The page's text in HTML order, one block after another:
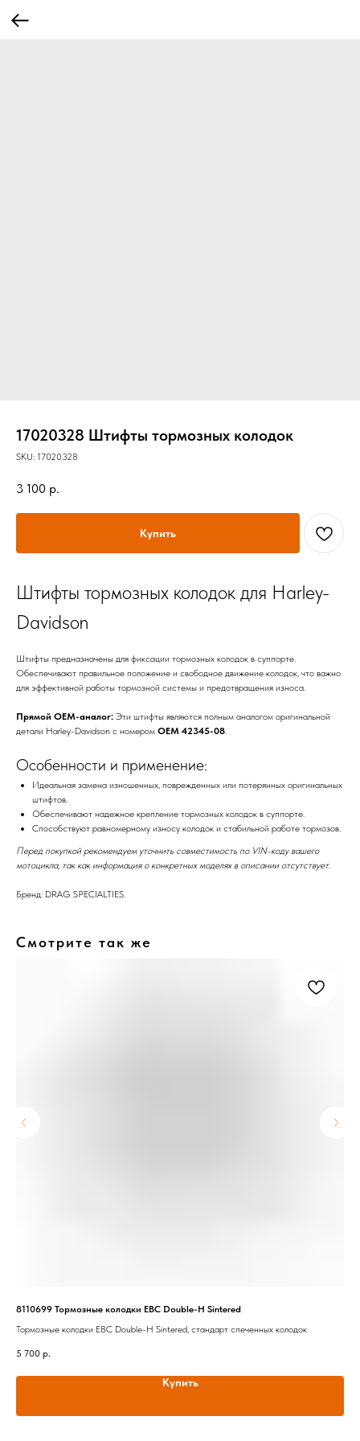
17020328 Штифты тормозных колодок
SKU: 17020328
3 100 р.
Купить
Штифты тормозных колодок для Harley-
Davidson
Штифты предназначены для фиксации тормозных колодок в суппорте.
Обеспечивают правильное положение и свободное движение колодок, что важно
для эффективной работы тормозной системы и предотвращения износа.
Прямой OEM-аналог: Эти штифты являются полным аналогом оригинальной
детали Harley-Davidson с номером OEM 42345-08.
Особенности и применение:
Идеальная замена изношенных, поврежденных или потерянных оригинальных
штифтов.
Обеспечивают надежное крепление тормозных колодок в суппорте.
Способствуют равномерному износу колодок и стабильной работе тормозов.
Перед покупкой рекомендуем уточнить совместимость по VIN-коду вашего
мотоцикла, так как информация о конкретных моделях в описании отсутствует.
Бренд: DRAG SPECIALTIES.
Смотрите так же
8110699 Тормозные колодки EBC Double-H Sintered
Тормозные колодки EBC Double-H Sintered, стандарт спеченных колодок
5 700 р.
Купить